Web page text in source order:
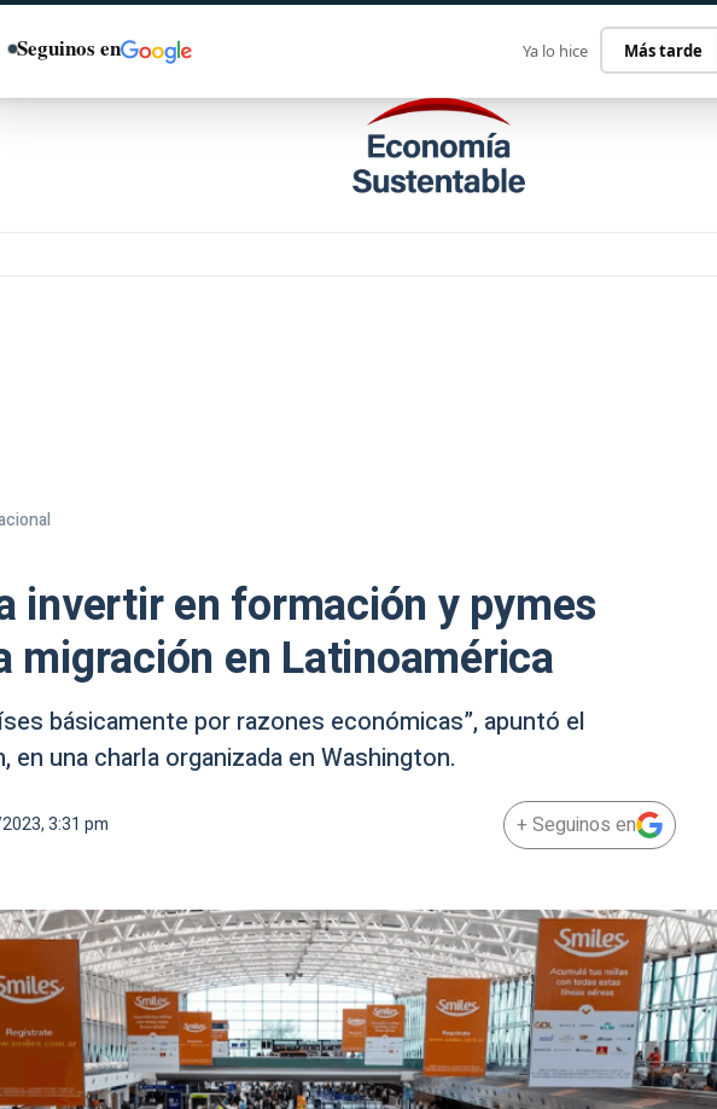
VERDE CONTACTO
invertir en formación y pymes
migración en Latinoamérica
básicamente por razones económicas”, apuntó el
en una charla organizada en Washington.
3:31 pm + Seguinos en
Seguinos en Ya lo hice Más tarde